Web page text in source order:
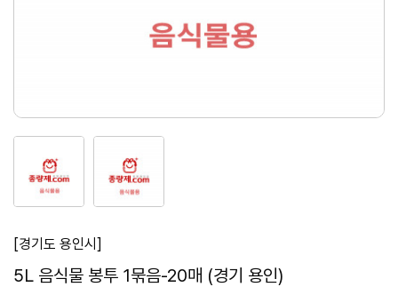
이
지
새
이
새
[경기도 용인시]
5L 음식물 봉투 1묶음-20매 (경기 용인)